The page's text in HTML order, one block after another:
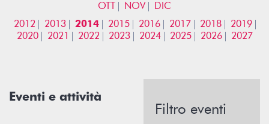
OTT
NOV
DIC
2012
2013 2014 2015 2016 2017 2018
2019
2020
2021 2022 2023 2024 2025 2026 2027
Eventi e attività
Filtro eventi